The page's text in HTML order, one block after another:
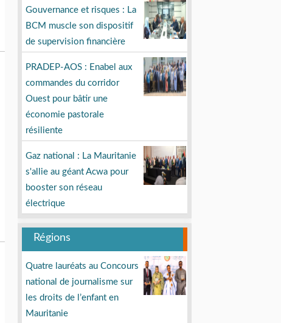
Gouvernance et risques : La
BCM muscle son dispositif
de supervision financière
PRADEP-AOS : Enabel aux
commandes du corridor
Ouest pour bâtir une
économie pastorale
résiliente
Gaz national : La Mauritanie
s'allie au géant Acwa pour
booster son réseau
électrique
Régions
Quatre lauréats au Concours
national de journalisme sur
les droits de l’enfant en
Mauritanie